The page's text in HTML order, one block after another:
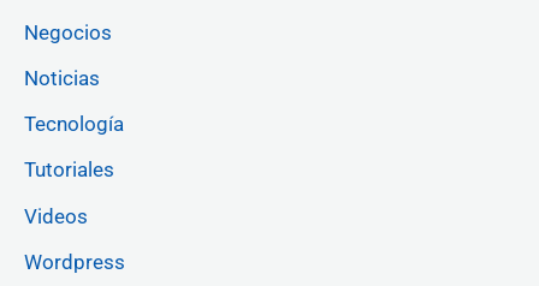
Negocios
Noticias
Tecnología
Tutoriales
Videos
Wordpress